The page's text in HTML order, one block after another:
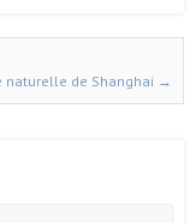
naturelle de Shanghai →